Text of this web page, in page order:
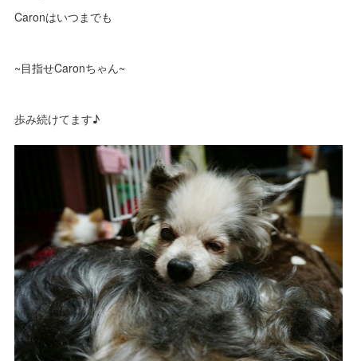
Caronはいつまでも
~目指せCaronちゃん~
歩み続けてます♪